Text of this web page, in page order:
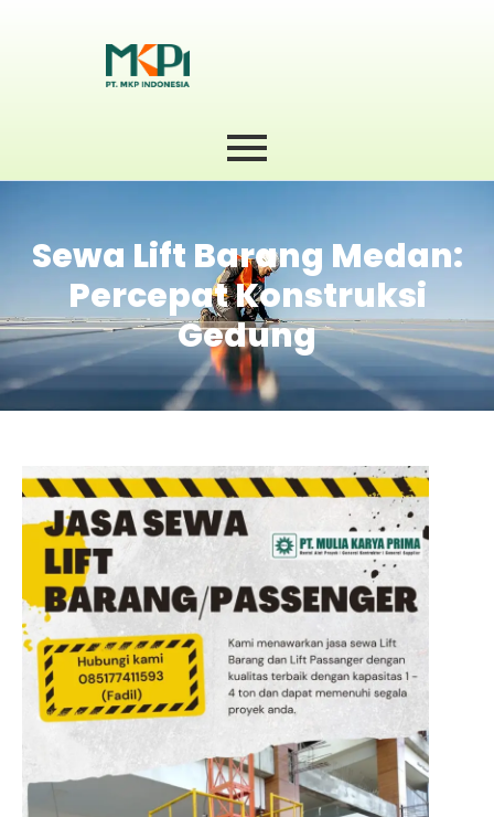
Sewa Lift Barang Medan:
Percepat Konstruksi
Gedung